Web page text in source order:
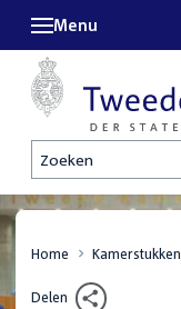
Zoeken
Menu
Home Kamerstukken
Delen